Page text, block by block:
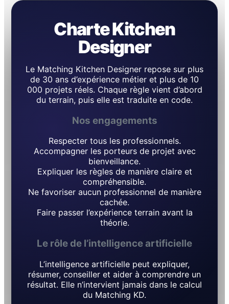
Charte Kitchen
Designer
Le Matching Kitchen Designer repose sur plus
de 30 ans d’expérience métier et plus de 10
000 projets réels. Chaque règle vient d’abord
du terrain, puis elle est traduite en code.
Nos engagements
Respecter tous les professionnels.
Accompagner les porteurs de projet avec
bienveillance.
Expliquer les règles de manière claire et
compréhensible.
Ne favoriser aucun professionnel de manière
cachée.
Faire passer l’expérience terrain avant la
théorie.
Le rôle de l’intelligence artificielle
L’intelligence artificielle peut expliquer,
résumer, conseiller et aider à comprendre un
résultat. Elle n’intervient jamais dans le calcul
du Matching KD.